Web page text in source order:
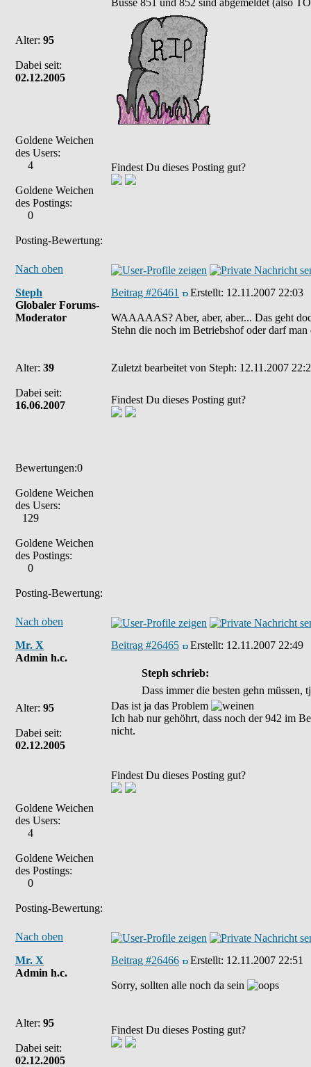
Alter: 95
Dabei seit:
02.12.2005
Goldene Weichen
des Users:
4
Goldene Weichen
des Postings:
0
Posting-Bewertung:
Busse 851 und 852 sind abgemeldet (also
Findest Du dieses Posting gut?
Nach oben
Steph
Globaler Forums-
Moderator
Alter: 39
Dabei seit:
16.06.2007
Bewertungen:0
Goldene Weichen
des Users:
129
Goldene Weichen
des Postings:
0
Posting-Bewertung:
Beitrag #26461 Erstellt: 12.11.2007 22:03
WAAAAAS? Aber, aber, aber... Das geht
Stehn die noch im Betriebshof oder darf
Zuletzt bearbeitet von Steph: 12.11.2007
Findest Du dieses Posting gut?
Nach oben
Mr. X
Admin h.c.
Alter: 95
Dabei seit:
02.12.2005
Goldene Weichen
des Users:
4
Goldene Weichen
des Postings:
0
Posting-Bewertung:
Beitrag #26465 Erstellt: 12.11.2007 22:49
Steph schrieb:
Dass immer die besten gehn müssen,
Das ist ja das Problem
Ich hab nur gehöhrt, dass noch der 942 im
nicht.
Findest Du dieses Posting gut?
Nach oben
Mr. X
Admin h.c.
Alter: 95
Dabei seit:
02.12.2005
Beitrag #26466 Erstellt: 12.11.2007 22:51
Sorry, sollten alle noch da sein
Findest Du dieses Posting gut?